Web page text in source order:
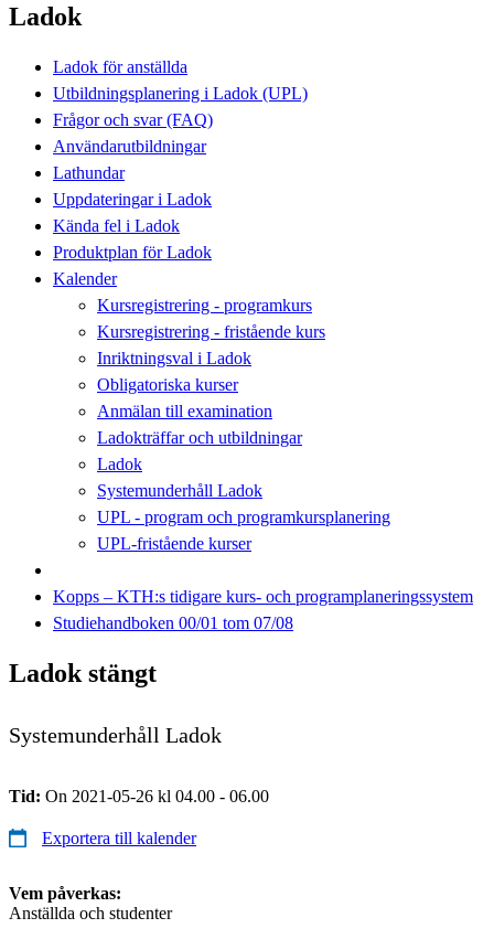
Ladok
Ladok för anställda
Utbildningsplanering i Ladok (UPL)
Frågor och svar (FAQ)
Användarutbildningar
Lathundar
Uppdateringar i Ladok
Kända fel i Ladok
Produktplan för Ladok
Kalender
Kursregistrering - programkurs
Kursregistrering - fristående kurs
Inriktningsval i Ladok
Obligatoriska kurser
Anmälan till examination
Ladokträffar och utbildningar
Ladok
Systemunderhåll Ladok
UPL - program och programkursplanering
UPL-fristående kurser
Kopps – KTH:s tidigare kurs- och programplaneringssystem
Studiehandboken 00/01 tom 07/08
Ladok stängt
Systemunderhåll Ladok
Tid: On 2021-05-26 kl 04.00 - 06.00
Exportera till kalender
Vem påverkas:
Anställda och studenter